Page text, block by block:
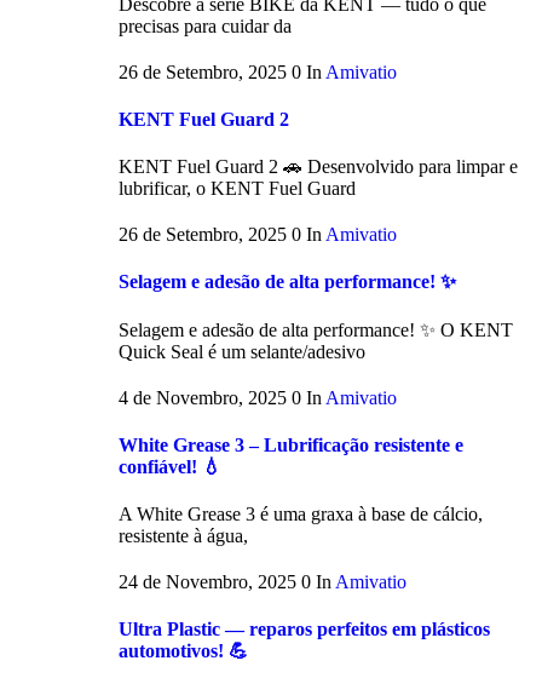
precisas para cuidar da
26 de Setembro, 2025 0 In Amivatio
KENT Fuel Guard 2
KENT Fuel Guard 2 🚗 Desenvolvido para limpar e
lubrificar, o KENT Fuel Guard
26 de Setembro, 2025 0 In Amivatio
Selagem e adesão de alta performance! ✨
Selagem e adesão de alta performance! ✨ O KENT
Quick Seal é um selante/adesivo
4 de Novembro, 2025 0 In Amivatio
White Grease 3 – Lubrificação resistente e
confiável! 💧
A White Grease 3 é uma graxa à base de cálcio,
resistente à água,
24 de Novembro, 2025 0 In Amivatio
Ultra Plastic — reparos perfeitos em plásticos
automotivos! 💪